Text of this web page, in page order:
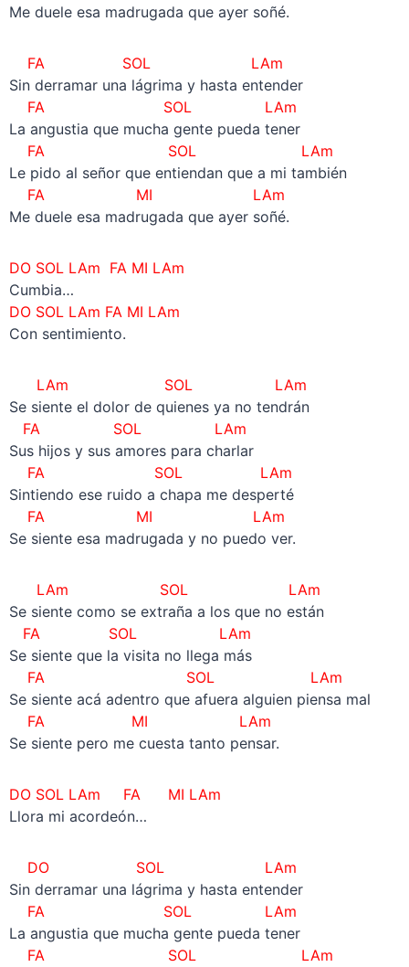
Me duele esa madrugada que ayer soñé.
FA SOL LAm
Sin derramar una lágrima y hasta entender
FA SOL LAm
La angustia que mucha gente pueda tener
FA SOL LAm
Le pido al señor que entiendan que a mi también
FA MI LAm
Me duele esa madrugada que ayer soñé.
DO SOL LAm FA MI LAm
Cumbia…
DO SOL LAm FA MI LAm
Con sentimiento.
LAm SOL LAm
Se siente el dolor de quienes ya no tendrán
FA SOL LAm
Sus hijos y sus amores para charlar
FA SOL LAm
Sintiendo ese ruido a chapa me desperté
FA MI LAm
Se siente esa madrugada y no puedo ver.
LAm SOL LAm
Se siente como se extraña a los que no están
FA SOL LAm
Se siente que la visita no llega más
FA SOL LAm
Se siente acá adentro que afuera alguien piensa mal
FA MI LAm
Se siente pero me cuesta tanto pensar.
DO SOL LAm FA MI LAm
Llora mi acordeón…
DO SOL LAm
Sin derramar una lágrima y hasta entender
FA SOL LAm
La angustia que mucha gente pueda tener
FA SOL LAm